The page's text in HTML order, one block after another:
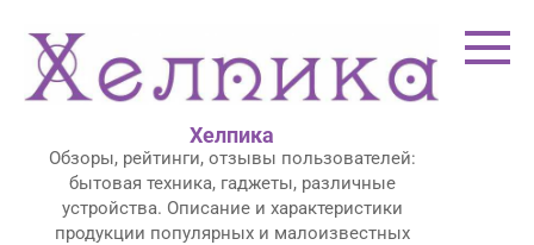
контенту
Хелпика
Обзоры, рейтинги, отзывы пользователей:
бытовая техника, гаджеты, различные
устройства. Описание и характеристики
продукции популярных и малоизвестных